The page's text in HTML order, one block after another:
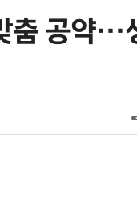
춤 공약…
6
LG 엑사원,
전자, 美